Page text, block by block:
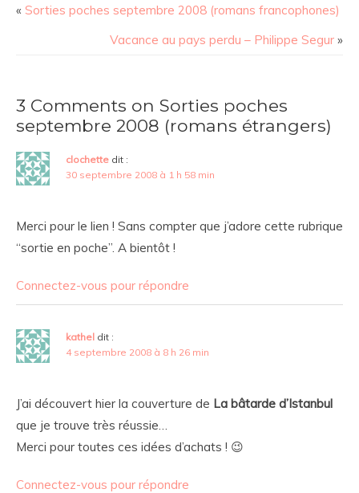
« Sorties poches septembre 2008 (romans francophones)
Vacance au pays perdu – Philippe Segur »
3 Comments on Sorties poches
septembre 2008 (romans étrangers)
clochette dit :
30 septembre 2008 à 1 h 58 min
Merci pour le lien ! Sans compter que j’adore cette rubrique
“sortie en poche”. A bientôt !
Connectez-vous pour répondre
kathel dit :
4 septembre 2008 à 8 h 26 min
J’ai découvert hier la couverture de La bâtarde d’Istanbul
que je trouve très réussie…
Merci pour toutes ces idées d’achats ! 😉
Connectez-vous pour répondre